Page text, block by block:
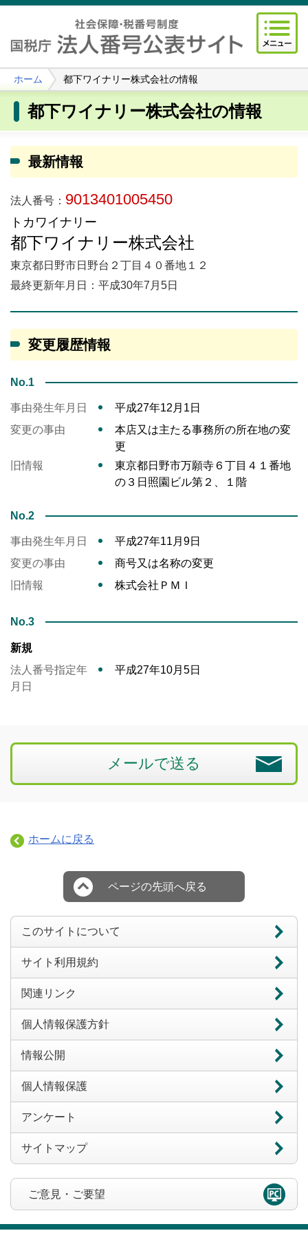
ホーム 都下ワイナリー株式会社の情報
都下ワイナリー株式会社の情報
最新情報
法人番号： 9013401005450
トカワイナリー
都下ワイナリー株式会社
東京都日野市日野台２丁目４０番地１２
最終更新年月日：平成30年7月5日
変更履歴情報
No.1
事由発生年月日
平成27年12月1日
変更の事由
本店又は主たる事務所の所在地の変
更
旧情報
東京都日野市万願寺６丁目４１番地
の３日照園ビル第２、１階
No.2
事由発生年月日
平成27年11月9日
変更の事由
商号又は名称の変更
旧情報
株式会社ＰＭＩ
No.3
新規
法人番号指定年
月日
平成27年10月5日
メールで送る
ホームに戻る
ページの先頭へ戻る
このサイトについて
サイト利用規約
関連リンク
個人情報保護方針
情報公開
個人情報保護
アンケート
サイトマップ
ご意見・ご要望